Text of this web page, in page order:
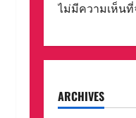
ไม่มีความเห็นที่
ARCHIVES